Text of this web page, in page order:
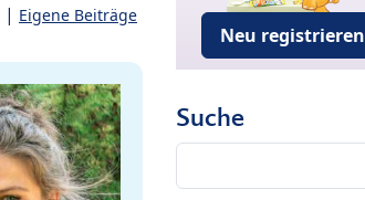
| Eigene Beiträge
Neu registrieren
Suche